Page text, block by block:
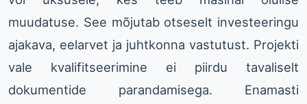
muudatuse. See mõjutab otseselt investeeringu
ajakava, eelarvet ja juhtkonna vastutust. Projekti
vale kvalifitseerimine ei piirdu tavaliselt
dokumentide parandamisega. Enamasti